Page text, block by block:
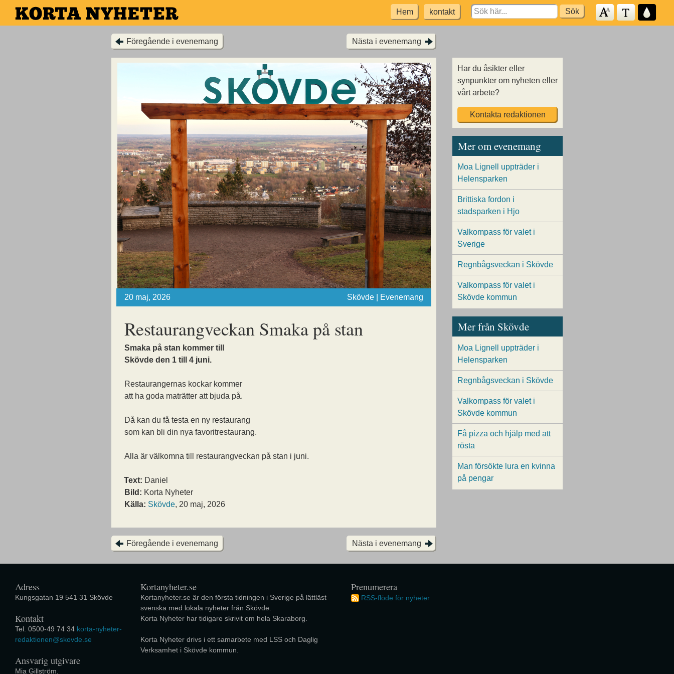
Hoppa
till
Hem kontakt
Search
for:
Föregående i evenemang Nästa i evenemang
20 maj, 2026 Skövde | Evenemang
Restaurangveckan Smaka på stan
Smaka på stan kommer till
Skövde den 1 till 4 juni.
Restaurangernas kockar kommer
att ha goda maträtter att bjuda på.
Då kan du få testa en ny restaurang
som kan bli din nya favoritrestaurang.
Alla är välkomna till restaurangveckan på stan i juni.
Text: Daniel
Bild: Korta Nyheter
Källa: Skövde, 20 maj, 2026
Föregående i evenemang Nästa i evenemang
Har du åsikter eller
synpunkter om nyheten eller
vårt arbete?
Kontakta redaktionen
Mer om evenemang
Moa Lignell uppträder i
Helensparken
Brittiska fordon i
stadsparken i Hjo
Valkompass för valet i
Sverige
Regnbågsveckan i Skövde
Valkompass för valet i
Skövde kommun
Mer från Skövde
Moa Lignell uppträder i
Helensparken
Regnbågsveckan i Skövde
Valkompass för valet i
Skövde kommun
Få pizza och hjälp med att
rösta
Man försökte lura en kvinna
på pengar
Adress
Kungsgatan 19 541 31 Skövde
Kontakt
Tel. 0500-49 74 34 korta-nyheter-
redaktionen@skovde.se
Ansvarig utgivare
Mia Gillström.
Kortanyheter.se
Kortanyheter.se är den första tidningen i Sverige på lättläst
svenska med lokala nyheter från Skövde.
Korta Nyheter har tidigare skrivit om hela Skaraborg.
Korta Nyheter drivs i ett samarbete med LSS och Daglig
Verksamhet i Skövde kommun.
Prenumerera
RSS-flöde för nyheter